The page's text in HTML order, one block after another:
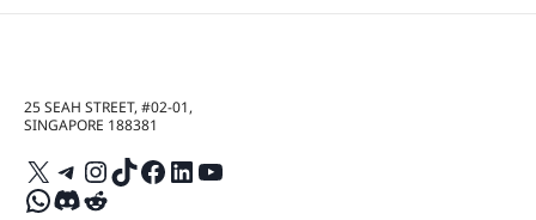
25 SEAH STREET, #02-01,
SINGAPORE 188381
X Telegram
Instagram
TikTok
Facebook
LinkedIn
YouTube
WhatsApp
Discord
Reddit